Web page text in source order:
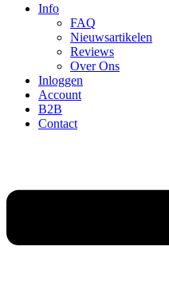
Info
FAQ
Nieuwsartikelen
Reviews
Over Ons
Inloggen
Account
B2B
Contact